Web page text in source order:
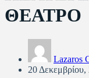
ΘΕΑΤΡΟ
Lazaros
20 Δεκεμβρίου,